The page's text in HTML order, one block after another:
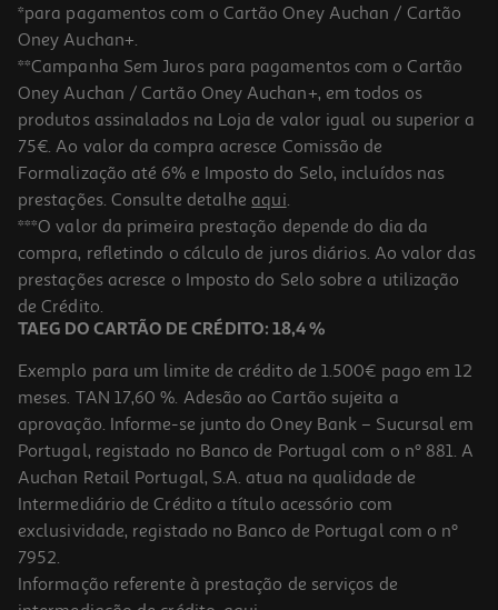
-10%
Livro O Monstro Das Cores Anna Llenas
12.56 €/un
13,95 € PVP de editor
12,56 €
-10%
*para pagamentos com o Cartão Oney Auchan / Cartão
Oney Auchan+.
**Campanha Sem Juros para pagamentos com o Cartão
Oney Auchan / Cartão Oney Auchan+, em todos os
produtos assinalados na Loja de valor igual ou superior a
75€. Ao valor da compra acresce Comissão de
Formalização até 6% e Imposto do Selo, incluídos nas
prestações. Consulte detalhe aqui.
***O valor da primeira prestação depende do dia da
compra, refletindo o cálculo de juros diários. Ao valor das
prestações acresce o Imposto do Selo sobre a utilização
de Crédito.
TAEG DO CARTÃO DE CRÉDITO: 18,4 %
Exemplo para um limite de crédito de 1.500€ pago em 12
meses. TAN 17,60 %. Adesão ao Cartão sujeita a
aprovação. Informe-se junto do Oney Bank – Sucursal em
Portugal, registado no Banco de Portugal com o nº 881. A
Auchan Retail Portugal, S.A. atua na qualidade de
Intermediário de Crédito a título acessório com
exclusividade, registado no Banco de Portugal com o nº
7952.
Informação referente à prestação de serviços de